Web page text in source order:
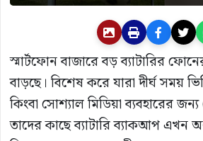
স্মার্টফোন বাজারে বড় ব্যাটারির
বাড়ছে। বিশেষ করে যারা দীর্ঘ সময়
কিংবা সোশ্যাল মিডিয়া ব্যবহারের
তাদের কাছে ব্যাটারি ব্যাকআপ এখন